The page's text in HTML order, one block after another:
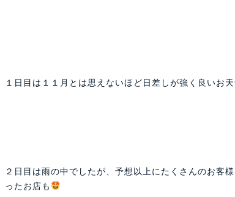
１日目は１１月とは思えないほど日差しが強く良いお
２日目は雨の中でしたが、予想以上にたくさんのお客
ったお店も